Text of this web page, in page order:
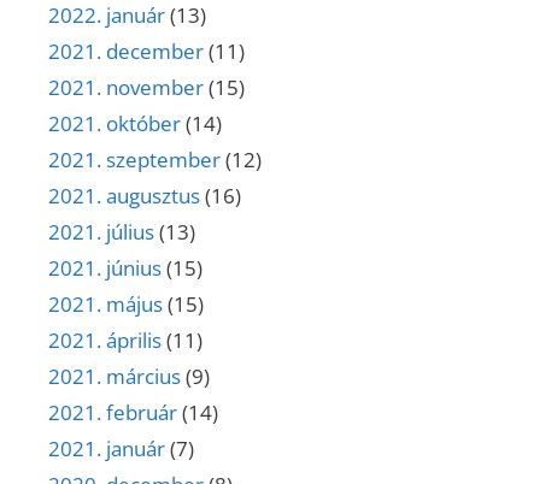
2022. január(13)
2021. december(11)
2021. november(15)
2021. október(14)
2021. szeptember(12)
2021. augusztus(16)
2021. július(13)
2021. június(15)
2021. május(15)
2021. április(11)
2021. március(9)
2021. február(14)
2021. január(7)